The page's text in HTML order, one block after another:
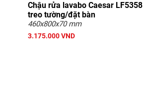
Chậu rửa lavabo Caesar LF5358
treo tường/đặt bàn
460x800x70 mm
3.175.000 VND